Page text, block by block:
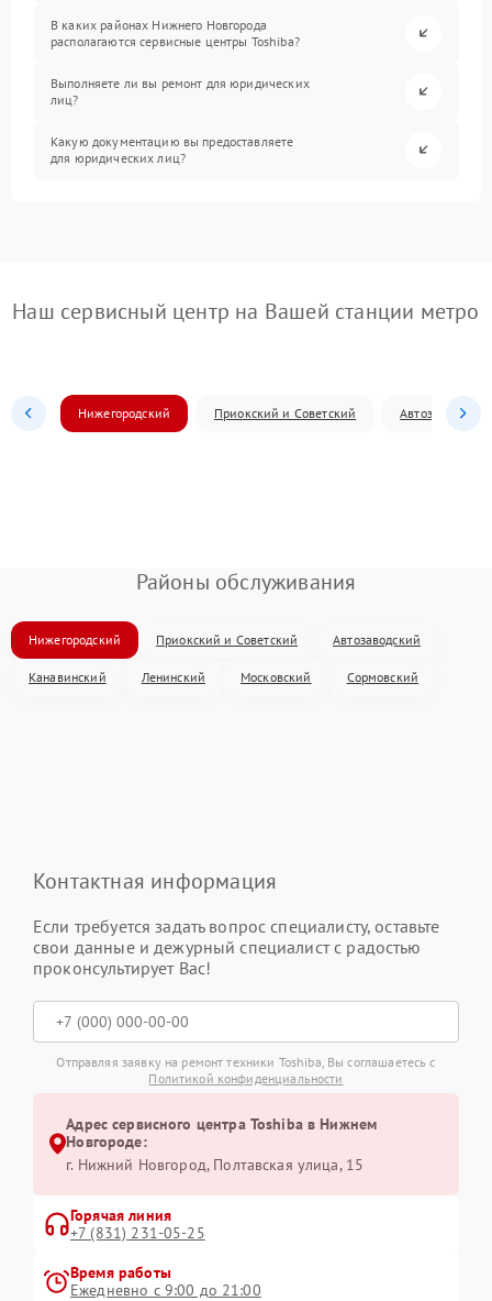
В каких районах Нижнего Новгорода
располагаются сервисные центры Toshiba?
Выполняете ли вы ремонт для юридических
лиц?
Какую документацию вы предоставляете
для юридических лиц?
Наш сервисный центр на Вашей станции метро
Нижегородский Приокский и Советский Автозаводский
Районы обслуживания
Нижегородский Приокский и Советский Автозаводский
Канавинский Ленинский Московский Сормовский
Контактная информация
Если требуется задать вопрос специалисту, оставьте
свои данные и дежурный специалист с радостью
проконсультирует Вас!
Отправляя заявку на ремонт техники Toshiba, Вы соглашаетесь с
Политикой конфиденциальности
Адрес сервисного центра Toshiba в Нижнем
Новгороде:
г. Нижний Новгород, Полтавская улица, 15
Горячая линия
+7 (831) 231-05-25
Время работы
Ежедневно с 9:00 до 21:00